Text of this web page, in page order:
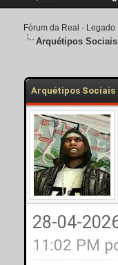
Fórum da Real - Legado
Arquétipos
Arquétipos Sociais
28-04-
11:02 PM